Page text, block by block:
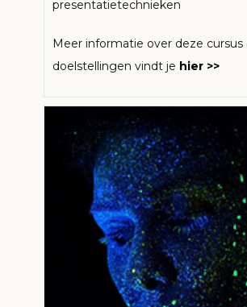
presentatietechnieken
Meer informatie over deze cursus
doelstellingen vindt je hier >>